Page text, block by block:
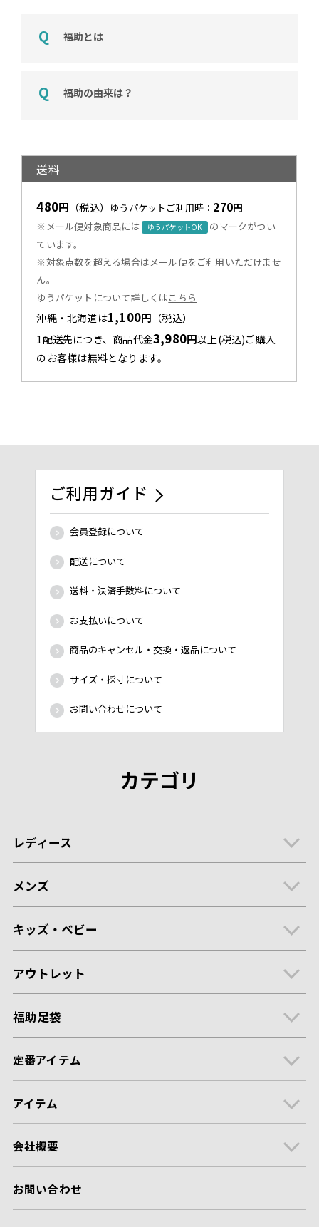
福助とは
福助の由来は？
送料
480円 （税込） ゆうパケットご利用時： 270円
※メール便対象商品には ゆうパケットOK
のマークがつい
ています。
※対象点数を超える場合はメール便をご利用いただけませ
ん。
ゆうパケットについて詳しくはこちら
沖縄・北海道は1,100円 （税込）
1配送先につき、商品代金3,980円以上(税込)ご購入
のお客様は無料となります。
ご利用ガイド
会員登録について
配送について
送料・決済手数料について
お支払いについて
商品のキャンセル・交換・返品について
サイズ・採寸について
お問い合わせについて
カテゴリ
レディース
メンズ
キッズ・ベビー
アウトレット
福助足袋
定番アイテム
アイテム
会社概要
お問い合わせ